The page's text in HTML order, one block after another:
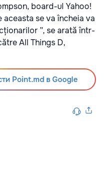
board-ul Yahoo!
se va încheia va
”, se arată într-
All Things D,
Point.md в Google